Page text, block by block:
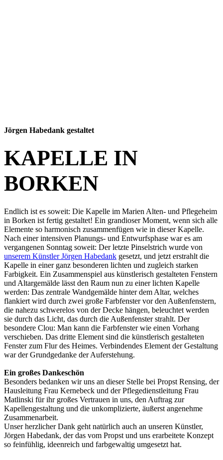
Jörgen Habedank gestaltet
KAPELLE IN
BORKEN
Endlich ist es soweit: Die Kapelle im Marien Alten- und Pflegeheim
in Borken ist fertig gestaltet! Ein grandioser Moment, wenn sich alle
Elemente so harmonisch zusammenfügen wie in dieser Kapelle.
Nach einer intensiven Planungs- und Entwurfsphase war es am
vergangenen Sonntag soweit: Der letzte Pinselstrich wurde von
unserem Künstler Jörgen Habedank gesetzt, und jetzt erstrahlt die
Kapelle in einer ganz besonderen lichten und zugleich starken
Farbigkeit. Ein Zusammenspiel aus künstlerisch gestalteten Fenstern
und Altargemälde lässt den Raum nun zu einer lichten Kapelle
werden: Das zentrale Wandgemälde hinter dem Altar, welches
flankiert wird durch zwei große Farbfenster vor den Außenfenstern,
die nahezu schwerelos von der Decke hängen, beleuchtet werden
sie durch das Licht, das durch die Außenfenster strahlt. Der
besondere Clou: Man kann die Farbfenster wie einen Vorhang
verschieben. Das dritte Element sind die künstlerisch gestalteten
Fenster zum Flur des Heimes. Verbindendes Element der Gestaltung
war der Grundgedanke der Auferstehung.
Ein großes Dankeschön
Besonders bedanken wir uns an dieser Stelle bei Propst Rensing, der
Hausleitung Frau Kernebeck und der Pflegedienstleitung Frau
Matlinski für ihr großes Vertrauen in uns, den Auftrag zur
Kapellengestaltung und die unkomplizierte, äußerst angenehme
Zusammenarbeit.
Unser herzlicher Dank geht natürlich auch an unseren Künstler,
Jörgen Habedank, der das vom Propst und uns erarbeitete Konzept
so feinfühlig, ideenreich und farbgewaltig umgesetzt hat.